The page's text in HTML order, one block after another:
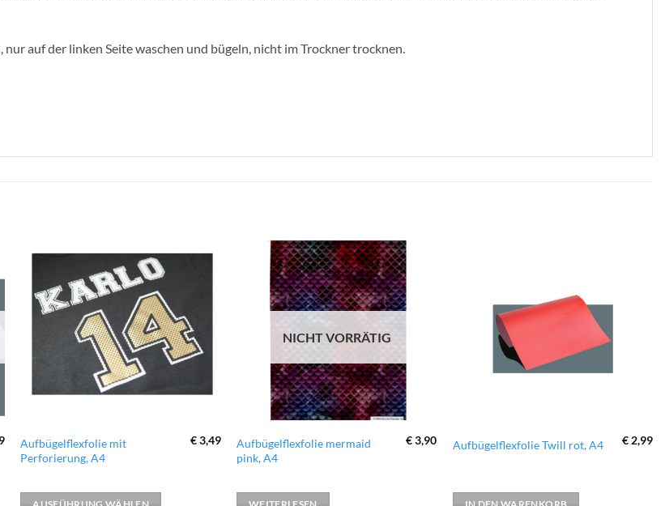
auf der linken Seite waschen und bügeln, nicht im Trockner trocknen.
Wunschliste
hinzufügen
Aufbügelflexfolie mit
Perforierung, A4
€3,49
Dieses
Produkt
mehrere
zur
Wunschliste
hinzufügen
NICHT VORRÄTIG
Aufbügelflexfolie mermaid
pink, A4
€3,90 Aufbügelflexfolie Twill rot, A4 € 2,99